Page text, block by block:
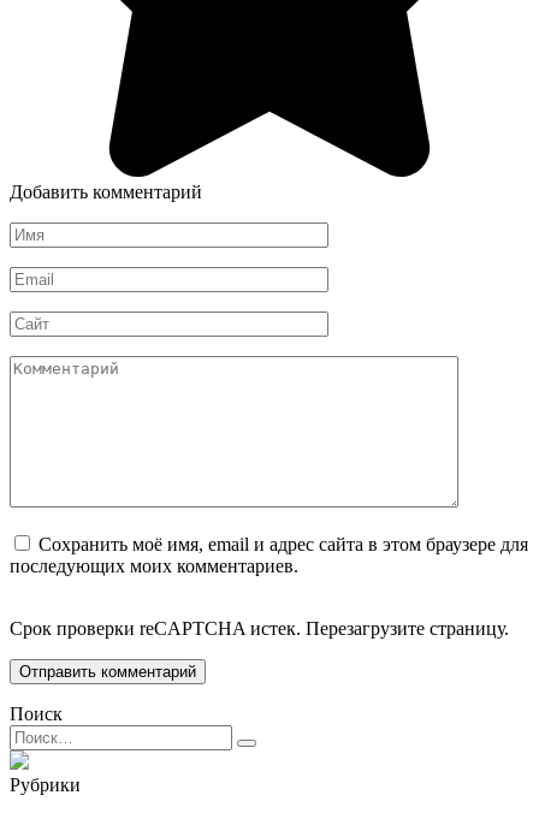
Добавить комментарий
Имя
*
Email
*
Сайт
Комментарий
Сохранить моё имя, email и адрес сайта в этом браузере для
последующих моих комментариев.
Срок проверки reCAPTCHA истек. Перезагрузите страницу.
Поиск
Search
for:
Рубрики